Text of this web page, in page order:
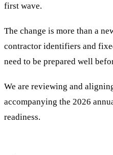
first wave.
The change is more than a
contractor identifiers and
need to be prepared well
We are reviewing and
accompanying the 2026
readiness.